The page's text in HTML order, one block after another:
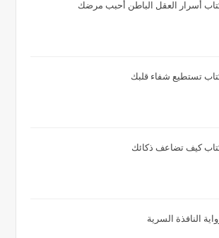
أسرار العقل الباطن أحبب مرضك
تستطيع شفاء قلبك
كيف تضاعف ذكائك
النافذة السرية